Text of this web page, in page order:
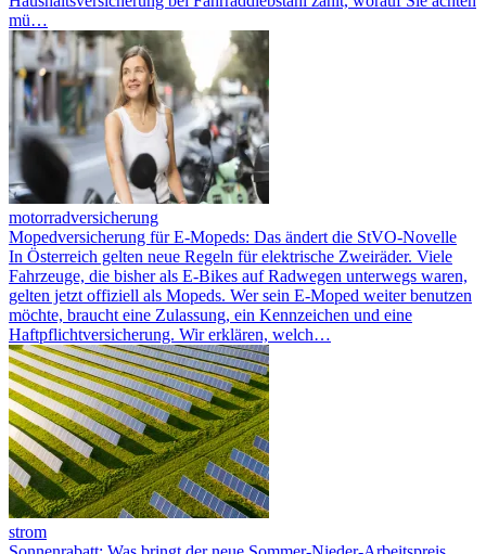
mü…
motorradversicherung
Mopedversicherung für E-Mopeds: Das ändert die StVO-Novelle
In Österreich gelten neue Regeln für elektrische Zweiräder. Viele
Fahrzeuge, die bisher als E-Bikes auf Radwegen unterwegs waren,
gelten jetzt offiziell als Mopeds. Wer sein E-Moped weiter benutzen
möchte, braucht eine Zulassung, ein Kennzeichen und eine
Haftpflichtversicherung. Wir erklären, welch…
strom